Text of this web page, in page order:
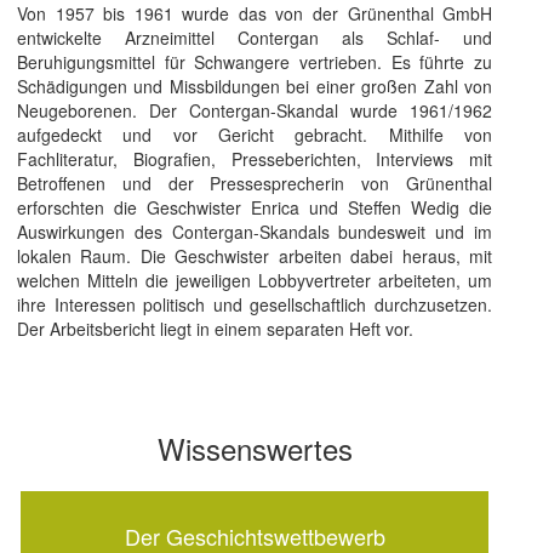
Von 1957 bis 1961 wurde das von der Grünenthal GmbH
entwickelte Arzneimittel Contergan als Schlaf- und
Beruhigungsmittel für Schwangere vertrieben. Es führte zu
Schädigungen und Missbildungen bei einer großen Zahl von
Neugeborenen. Der Contergan-Skandal wurde 1961/1962
aufgedeckt und vor Gericht gebracht. Mithilfe von
Fachliteratur, Biografien, Presseberichten, Interviews mit
Betroffenen und der Pressesprecherin von Grünenthal
erforschten die Geschwister Enrica und Steffen Wedig die
Auswirkungen des Contergan-Skandals bundesweit und im
lokalen Raum. Die Geschwister arbeiten dabei heraus, mit
welchen Mitteln die jeweiligen Lobbyvertreter arbeiteten, um
ihre Interessen politisch und gesellschaftlich durchzusetzen.
Der Arbeitsbericht liegt in einem separaten Heft vor.
Wissenswertes
Der Geschichtswettbewerb